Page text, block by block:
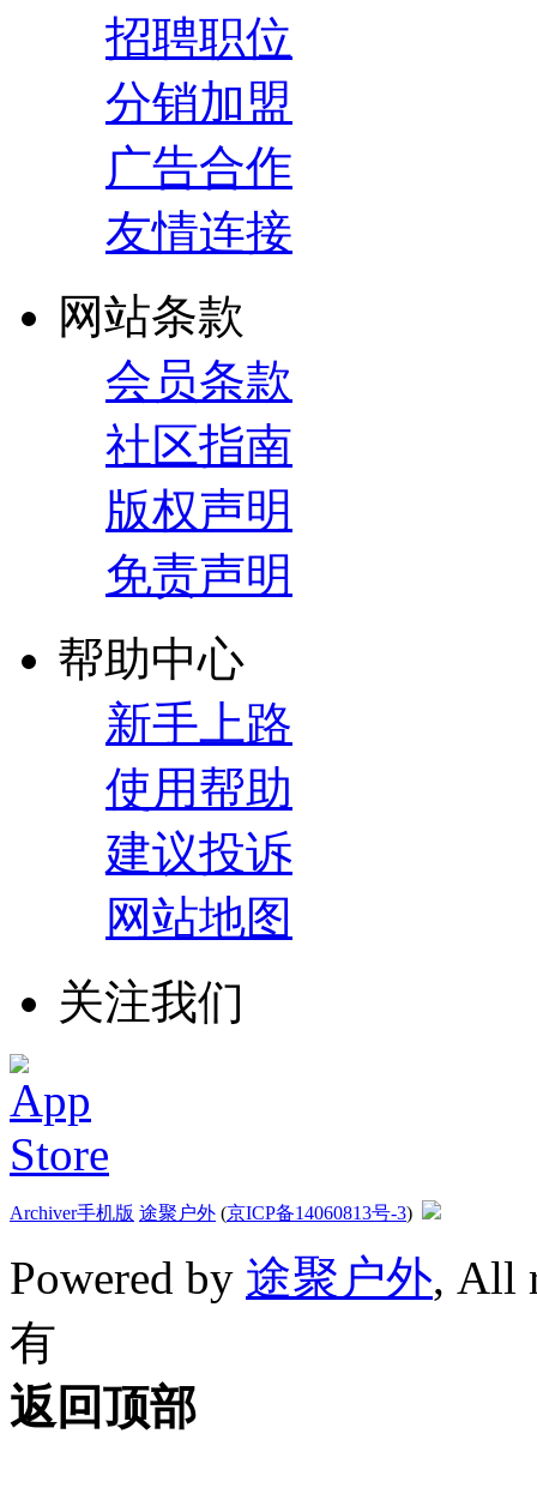
招聘职位
分销加盟
广告合作
友情连接
网站条款
会员条款
社区指南
版权声明
免责声明
帮助中心
新手上路
使用帮助
建议投诉
网站地图
关注我们
Archiver手机版 途聚户外 (京ICP备14060813号-3)
Powered by 途聚户外, All
有
返回顶部